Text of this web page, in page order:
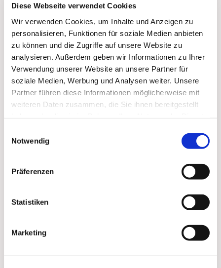
Diese Webseite verwendet Cookies
Wir verwenden Cookies, um Inhalte und Anzeigen zu
personalisieren, Funktionen für soziale Medien anbieten
zu können und die Zugriffe auf unsere Website zu
analysieren. Außerdem geben wir Informationen zu Ihrer
Verwendung unserer Website an unsere Partner für
soziale Medien, Werbung und Analysen weiter. Unsere
Partner führen diese Informationen möglicherweise mit
weiteren Daten zusammen, die Sie ihnen bereitgestellt
Notwendig
Präferenzen
Statistiken
Marketing